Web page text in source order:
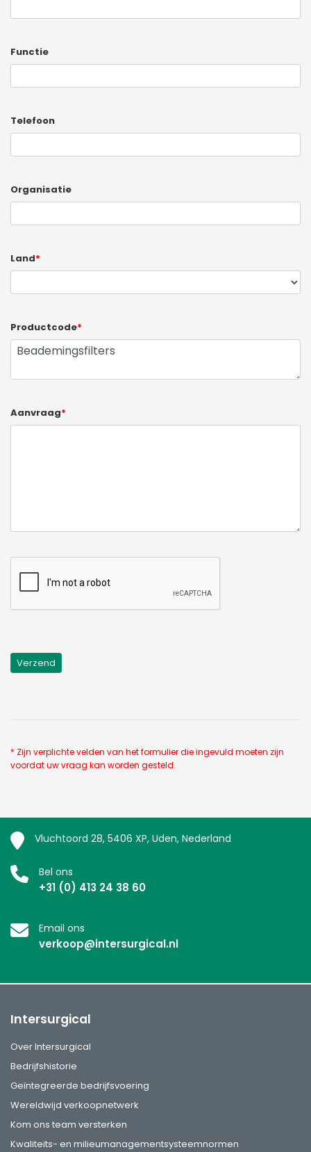
Functie
Telefoon
Organisatie
Land*
Productcode*
Aanvraag*
* Zijn verplichte velden van het formulier die ingevuld moeten zijn
voordat uw vraag kan worden gesteld.
Vluchtoord 28, 5406 XP, Uden, Nederland
Bel ons
+31 (0) 413 24 38 60
Email ons
verkoop@intersurgical.nl
Intersurgical
Over Intersurgical
Bedrijfshistorie
Geïntegreerde bedrijfsvoering
Wereldwijd verkoopnetwerk
Kom ons team versterken
Kwaliteits- en milieumanagementsysteemnormen